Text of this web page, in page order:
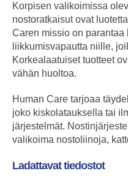
Korpisen valikoimissa
nostoratkaisut ovat
Caren missio on parantaa
liikkumisvapautta niille,
Korkealaatuiset tuotteet
vähän huoltoa.
Human Care tarjoaa
joko kiskolatauksella tai
järjestelmät.
valikoima nostoliinoja,
Ladattavat tiedostot